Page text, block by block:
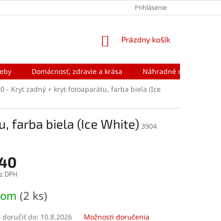
Prihlásenie
NÁKUPNÝ
Prázdny košík
Domácnosť, zdravie a krása Náhradné diely na
- Kryt zadný + kryt fotoaparátu, farba biela (Ice
farba biela (Ice White) 3904
DPH
(2 ks)
doručiť do: 10.8.2026 Možnosti doručenia